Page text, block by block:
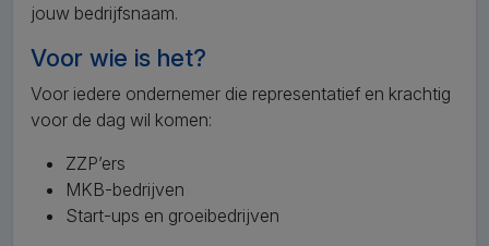
jouw bedrijfsnaam.
Voor wie is het?
Voor iedere ondernemer die representatief en krachtig
voor de dag wil komen:
ZZP’ers
MKB-bedrijven
Start-ups en groeibedrijven